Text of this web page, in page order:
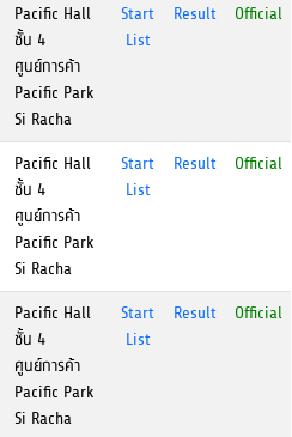
Pacific Hall
ชั้น 4
ศูนย์การค้า
Pacific Park
Si Racha
Start
List
Result Official
Pacific Hall
ชั้น 4
ศูนย์การค้า
Pacific Park
Si Racha
Start
List
Result Official
Pacific Hall
ชั้น 4
ศูนย์การค้า
Pacific Park
Si Racha
Start
List
Result Official